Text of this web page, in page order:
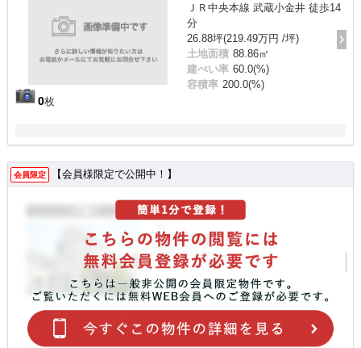
0枚
ＪＲ中央本線 武蔵小金井 徒歩14
分
26.88坪(219.49万円 /坪)
土地面積 88.86㎡
建ぺい率 60.0(%)
容積率 200.0(%)
会員限定 【会員様限定で公開中！】